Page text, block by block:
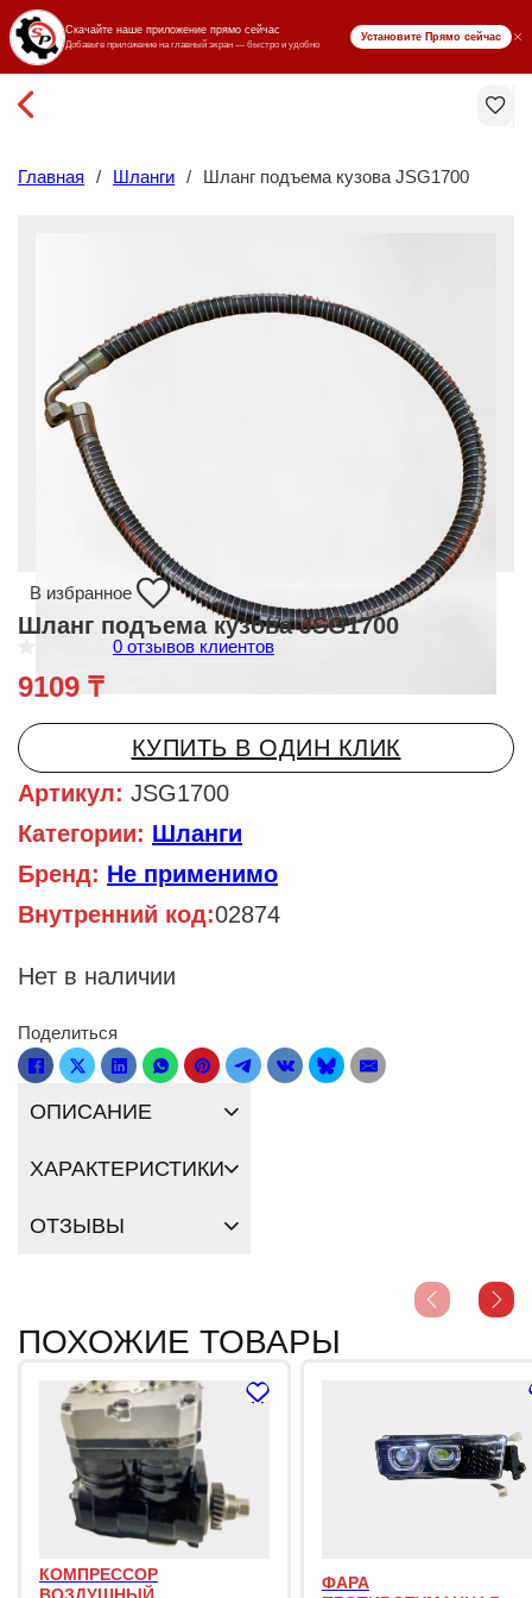
₸ KZT
Главная / Шланги / Шланг подъема кузова JSG1700
В избранное
Шланг подъема кузова JSG1700
ц
е
к
а
0
и
з
5
0 отзывов клиентов
9109 ₸
КУПИТЬ В ОДИН КЛИК
Артикул: JSG1700
Категории: Шланги
Бренд: Не применимо
Внутренний код:02874
Нет в наличии
Поделиться
ОПИСАНИЕ
ХАРАКТЕРИСТИКИ
ОТЗЫВЫ
ПОХОЖИЕ ТОВАРЫ
КОМПРЕССОР
ВОЗДУШНЫЙ
ФАРА